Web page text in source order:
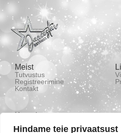
Hindame teie privaatsust
Meist
Tutvustus
Registreerimine
Kontakt
Kontakt
(+372) 53 433 449